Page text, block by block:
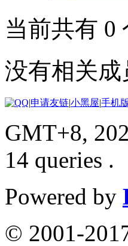
当前共有 0
没有相关成
|申请友链|小黑屋|手机版
GMT+8,
14 queries .
Powered by
© 2001-